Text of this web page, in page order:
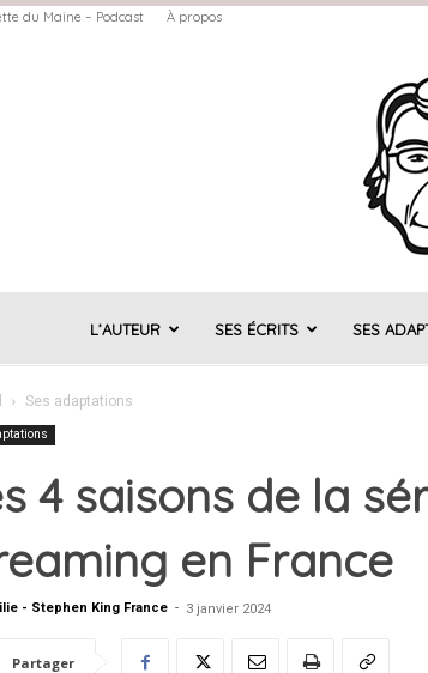
du Maine – Podcast À propos
L’AUTEUR SES ÉCRITS SES
Ses adaptations
4 saisons de la
en France
- Stephen King France - 3 janvier 2024
Partager